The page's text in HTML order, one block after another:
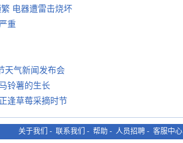
电器遭雷击烧坏
重
天气新闻发布会
铃薯的生长
逢草莓采摘时节
关于我们 - 联系我们 - 帮助 - 人员招聘 - 客服中心